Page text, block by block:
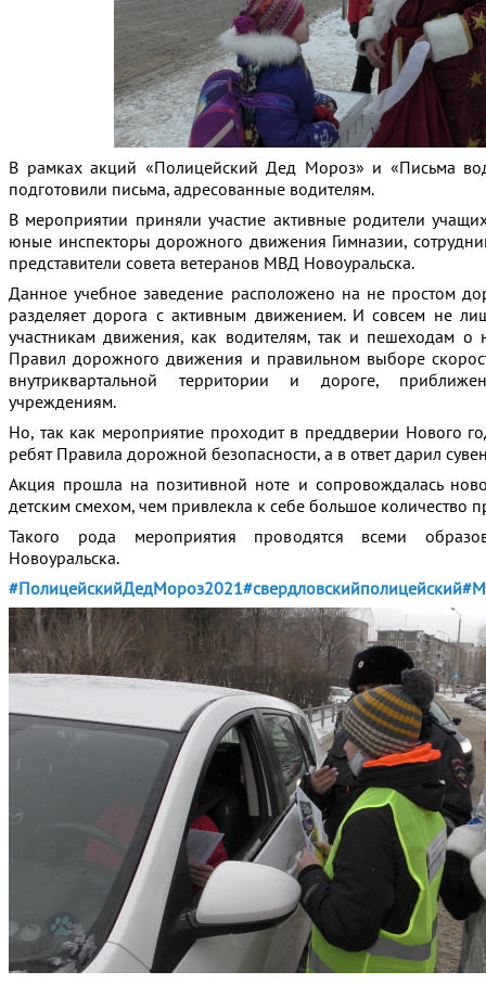
В рамках акций «Полицейский Дед Мороз» и «Письма
подготовили письма, адресованные водителям.
В мероприятии приняли участие активные родители
юные инспекторы дорожного движения Гимназии,
представители совета ветеранов МВД Новоуральска.
Данное учебное заведение расположено на не простом
разделяет дорога с активным движением. И совсем не
участникам движения, как водителям, так и пешеходам о
Правил дорожного движения и правильном выборе
внутриквартальной территории и дороге,
учреждениям.
Но, так как мероприятие проходит в преддверии Нового
ребят Правила дорожной безопасности, а в ответ дарил
Акция прошла на позитивной ноте и сопровождалась
детским смехом, чем привлекла к себе большое количество
Такого рода мероприятия проводятся всеми
Новоуральска.
#ПолицейскийДедМороз2021#свердловскийполицейский